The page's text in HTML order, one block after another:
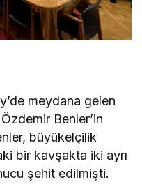
meydana gelen
Benler’in
büyükelçilik
bir kavşakta iki ayrı
şehit edilmişti.